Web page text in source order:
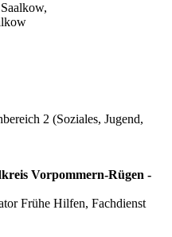
2 (Soziales, Jugend,
Vorpommern-Rügen -
Frühe Hilfen, Fachdienst